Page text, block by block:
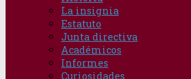
La insignia
Estatuto
Junta directiva
Académicos
Informes
Curiosidades